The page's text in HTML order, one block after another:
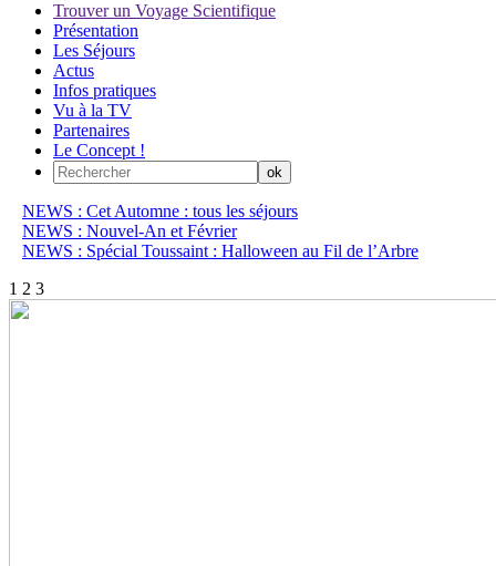
Trouver un Voyage Scientifique
Présentation
Les Séjours
Actus
Infos pratiques
Vu à la TV
Partenaires
Le Concept !
NEWS : Cet Automne : tous les séjours
NEWS : Nouvel-An et Février
NEWS : Spécial Toussaint : Halloween au Fil de l’Arbre
1 2 3